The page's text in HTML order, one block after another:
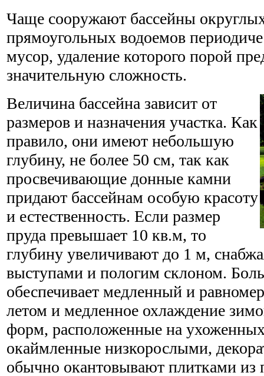
Чаще сооружают бассейны
прямоугольных водоемов
мусор, удаление которого порой
значительную сложность.
Величина бассейна зависит от
размеров и назначения участка. Как
правило, они имеют небольшую
глубину, не более 50 см, так как
просвечивающие донные камни
придают бассейнам особую красоту
и естественность. Если размер
пруда превышает 10 кв.м, то
глубину увеличивают до 1 м,
выступами и пологим склоном.
обеспечивает медленный и
летом и медленное охлаждение
форм, расположенные на
окаймленные низкорослыми,
обычно окантовывают плитками из